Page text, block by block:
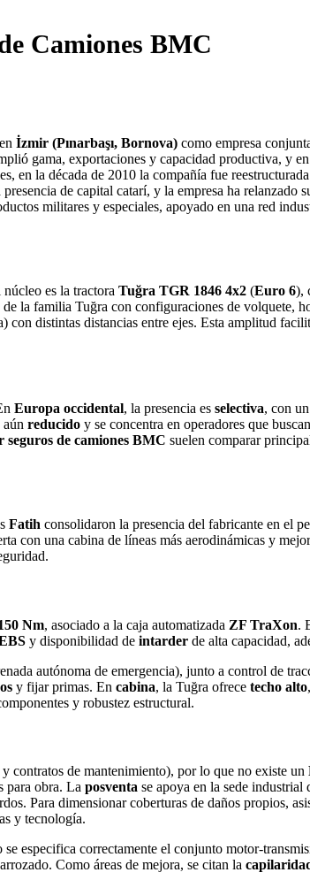
Camiones BMC
en İzmir (Pınarbaşı, Bornova) como empresa
gama, exportaciones y capacidad productiva, y
en la década de 2010 la compañía fue
presencia de capital catarí, y la empresa ha relanzado
militares y especiales, apoyado en una red
es la tractora Tuğra TGR 1846 4x2 (Euro 6),
de la familia Tuğra con configuraciones de volquete,
distintas distancias entre ejes. Esta amplitud
Europa occidental, la presencia es selectiva, con
aún reducido y se concentra en operadores que
seguros de camiones BMC suelen comparar
Fatih consolidaron la presencia del fabricante en el
con una cabina de líneas más aerodinámicas y
Nm, asociado a la caja automatizada ZF TraXon.
y disponibilidad de intarder de alta capacidad,
autónoma de emergencia), junto a control de
y fijar primas. En cabina, la Tuğra ofrece techo alto
y robustez estructural.
contratos de mantenimiento), por lo que no existe un
para obra. La posventa se apoya en la sede
Para dimensionar coberturas de daños propios,
y tecnología.
se especifica correctamente el conjunto
Como áreas de mejora, se citan la